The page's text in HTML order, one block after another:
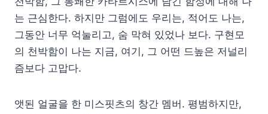
는 근심한다. 하지만 그럼에도 우리는, 적어도 나는,
그동안 너무 억눌리고, 숨 막혀 있었나 보다. 구현모
의 천박함이 나는 지금, 여기, 그 어떤 드높은 저널리
즘보다 고맙다.
앳된 얼굴을 한 미스핏츠의 창간 멤버. 평범하지만,